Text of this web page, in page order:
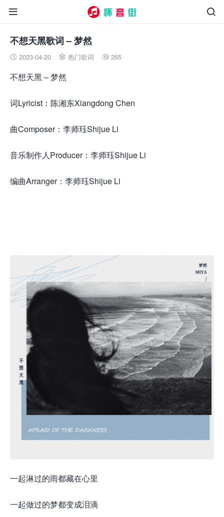


不想天黑歌词 – 梦然
 2023-04-20  热门歌词  265
不想天黑 – 梦然
词Lyricist：陈湘东Xiangdong Chen
曲Composer：李师珏Shijue Li
音乐制作人Producer：李师珏Shijue Li
编曲Arranger：李师珏Shijue Li
一起淋过的雨都藏在心里
一起做过的梦都变成泪滴